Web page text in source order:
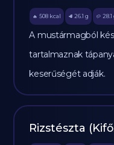
🔥 508 kcal 🥩 26.1 g 🥔 28.1
A mustármagból
tartalmaznak
keserűségét adják.
Rizstészta